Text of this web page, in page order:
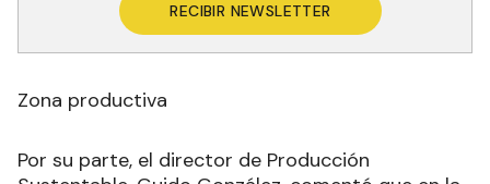
RECIBIR NEWSLETTER
Zona productiva
Por su parte, el director de Producción